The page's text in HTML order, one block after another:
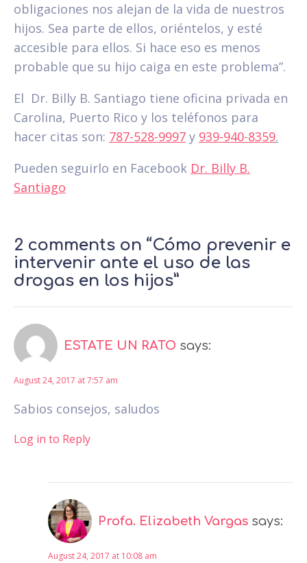
obligaciones nos alejan de la vida de nuestros
hijos. Sea parte de ellos, oriéntelos, y esté
accesible para ellos. Si hace eso es menos
probable que su hijo caiga en este problema”.
El Dr. Billy B. Santiago tiene oficina privada en
Carolina, Puerto Rico y los teléfonos para
hacer citas son: 787-528-9997 y 939-940-8359.
Pueden seguirlo en Facebook Dr. Billy B.
Santiago
2 comments on “Cómo prevenir e
intervenir ante el uso de las
drogas en los hijos”
ESTATE UN RATO says:
August 24, 2017 at 7:57 am
Sabios consejos, saludos
Log in to Reply
Profa. Elizabeth Vargas says:
August 24, 2017 at 10:08 am